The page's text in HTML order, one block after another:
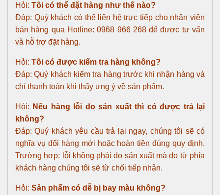
Hỏi: Tôi có thể đặt hàng như thế nào?
Đáp: Quý khách có thể liên hệ trực tiếp cho nhân viên
bán hàng qua Hotline: 0968 966 268 để được tư vấn
và hỗ trợ đặt hàng.
Hỏi: Tôi có được kiểm tra hàng không?
Đáp: Quý khách kiểm tra hàng trước khi nhận hàng và
chỉ thanh toán khi thấy ưng ý về sản phẩm.
Hỏi: Nếu hàng lỗi do sản xuất thì có được trả lại
không?
Đáp: Quý khách yêu cầu trả lại ngay, chúng tôi sẽ có
nghĩa vụ đổi hàng mới hoặc hoàn tiền đúng quy định.
Trường hợp: lỗi không phải do sản xuất mà do từ phía
khách hàng chúng tôi sẽ từ chối tiếp nhận.
Hỏi: Sản phẩm có dễ bị bay màu không?